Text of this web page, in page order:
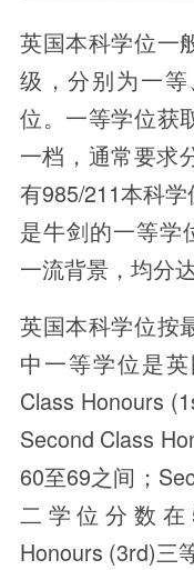
英国本科学位一
级，分别为一
位。一等学位获
一档，通常要求
有985/211本科
是牛剑的一等学
一流背景，均分
英国本科学位按
中一等学位是
Class Honours
Second Class
60至69之间；
二学位分数在
Honours (3rd)三